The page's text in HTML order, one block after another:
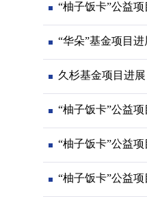
“柚子饭卡”公益
“华朵”基金项目进
久杉基金项目进展
“柚子饭卡”公益
“柚子饭卡”公益
“柚子饭卡”公益